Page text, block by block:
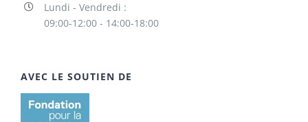
Lundi - Vendredi :
09:00-12:00 - 14:00-18:00
AVEC LE SOUTIEN DE